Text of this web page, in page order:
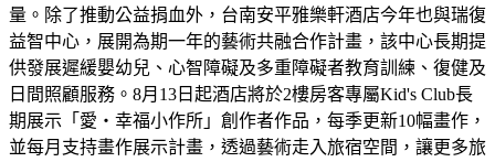
量。除了推動公益捐血外，台南安平雅樂軒酒店今年也與瑞復
益智中心，展開為期一年的藝術共融合作計畫，該中心長期提
供發展遲緩嬰幼兒、心智障礙及多重障礙者教育訓練、復健及
日間照顧服務。8月13日起酒店將於2樓房客專屬Kid's Club長
期展示「愛・幸福小作所」創作者作品，每季更新10幅畫作，
並每月支持畫作展示計畫，透過藝術走入旅宿空間，讓更多旅